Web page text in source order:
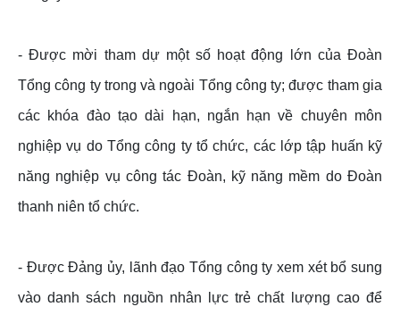
- Được mời tham dự một số hoạt động lớn của Đoàn
Tổng công ty trong và ngoài Tổng công ty; được tham gia
các khóa đào tạo dài hạn, ngắn hạn về chuyên môn
nghiệp vụ do Tổng công ty tổ chức, các lớp tập huấn kỹ
năng nghiệp vụ công tác Đoàn, kỹ năng mềm do Đoàn
thanh niên tổ chức.
- Được Đảng ủy, lãnh đạo Tổng công ty xem xét bổ sung
vào danh sách nguồn nhân lực trẻ chất lượng cao để